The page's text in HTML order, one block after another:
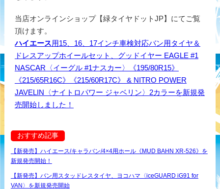
当店オンラインショップ【緑タイヤドットJP】にてご覧
頂けます。
ハイエース用15、16、17インチ車検対応バン用タイヤ＆
ドレスアップホイールセット、グッドイヤー EAGLE #1
NASCAR〈イーグル #1ナスカー〉《195/80R15》
《215/65R16C》《215/60R17C》 & NITRO POWER
JAVELIN〈ナイトロパワー ジャベリン〉2カラーを新規発
売開始しました！
おすすめ記事
【新発売】ハイエース/キャラバン/4×4用ホール《MUD BAHN XR-526》を
新規発売開始！
【新発売】バン用スタッドレスタイヤ、ヨコハマ〈iceGUARD iG91 for
VAN〉を新規発売開始